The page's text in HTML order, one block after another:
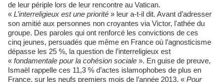
de leur périple lors de leur rencontre au Vatican.
« L’interreligieux est une priorité » leur a-t-il dit. Avant d’adresser
son amitié aux personnes non croyantes via Victor, l'athée du
groupe. Des paroles qui ont renforcé les convictions de ces
cinq jeunes, persuadés que même en France où l’agnosticisme
dépasse les 25 %, la question de l’interreligieux est
« fondamentale pour la cohésion sociale ». En guise de preuve,
Ismaël rappelle ces 11,3 % d’actes islamophobes de plus en
France, sur les neufs premiers mois de l’année 2013. « Pour